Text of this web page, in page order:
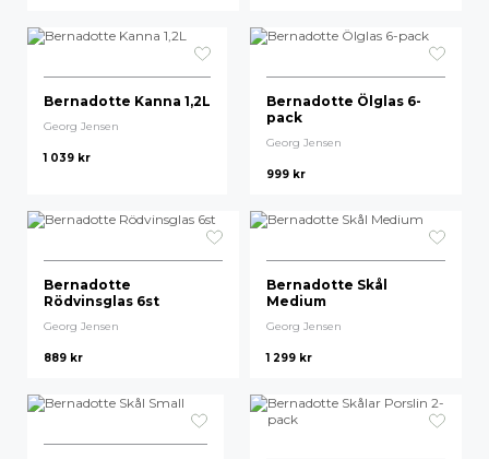
Bernadotte Kanna 1,2L
Georg Jensen
1 039 kr
Bernadotte Ölglas 6-
pack
Georg Jensen
999 kr
Bernadotte
Rödvinsglas 6st
Georg Jensen
889 kr
Bernadotte Skål
Medium
Georg Jensen
1 299 kr